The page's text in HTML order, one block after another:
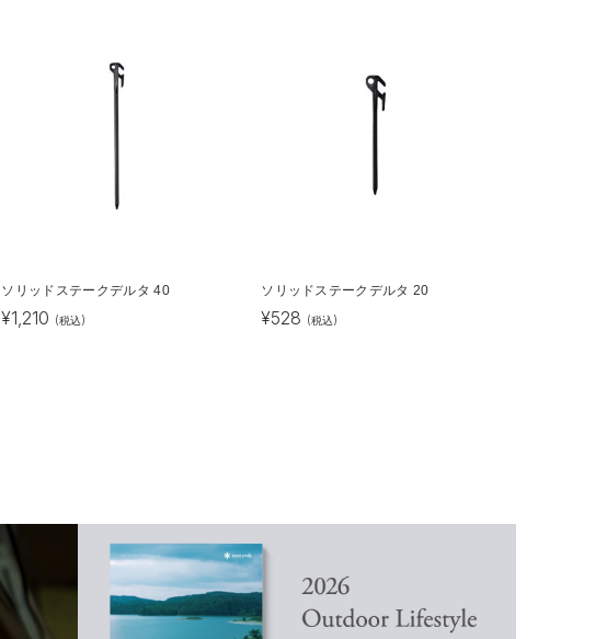
ソリッドステークデルタ 40
¥1,210 (税込)
ソリッドステークデルタ 20
¥528 (税込)